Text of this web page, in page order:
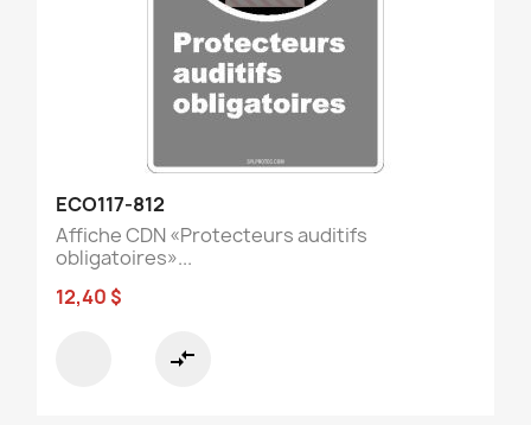
ECO117-812
Affiche CDN «Protecteurs auditifs
obligatoires»...
12,40 $
compare_arrows